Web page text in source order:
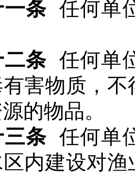
条 任何单
条 任何单
害物质，
的物品。
条 任何单
内建设对